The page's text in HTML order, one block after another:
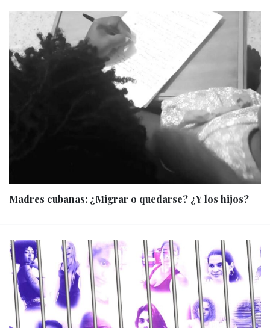
Madres cubanas: ¿Migrar o quedarse? ¿Y los hijos?